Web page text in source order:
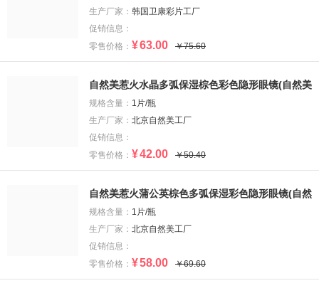
生产厂家： 韩国卫康彩片工厂
促销信息：
零售价格： ¥63.00 ￥75.60
自然美惹火水晶多弧保湿棕色彩色隐形眼镜(自然美
惹火水晶多弧保湿棕色彩色隐形眼镜)
规格含量： 1片/瓶
生产厂家： 北京自然美工厂
促销信息：
零售价格： ¥42.00 ￥50.40
自然美惹火蒲公英棕色多弧保湿彩色隐形眼镜(自然
美惹火蒲公英棕色多弧保湿彩色隐形眼镜)
规格含量： 1片/瓶
生产厂家： 北京自然美工厂
促销信息：
零售价格： ¥58.00 ￥69.60